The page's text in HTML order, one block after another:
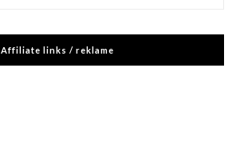
Affiliate links / reklame